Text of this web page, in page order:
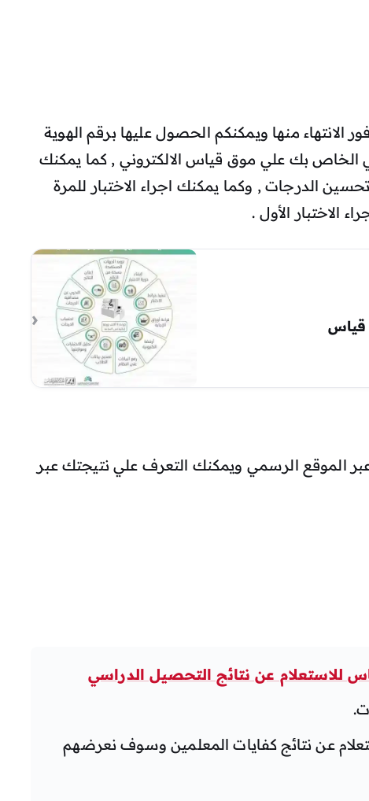
الانتهاء منها ويمكنكم الحصول عليها برقم الهوية
بك علي موق قياس الالكتروني , كما يمكنك
من أجل رفع وتحسين الدرجات , وكما يمكنك اجراء الاختبار للمرة
الموقع الرسمي ويمكنك التعرف علي نتيجتك عبر
للاستعلام عن نتائج التحصيل الدراسي
عن نتائج كفايات المعلمين وسوف نعرضهم